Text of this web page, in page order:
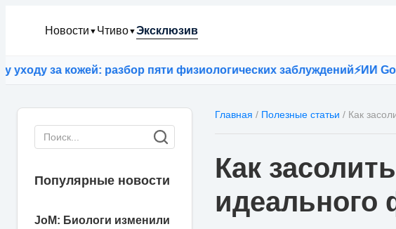
Новости ▼ Чтиво▼Эксклюзив
разбор пяти физиологических заблуждений⚡ИИ Google
Популярные новости
JoM: Биологи изменили
Главная / Полезные статьи / Как
Как
идеального